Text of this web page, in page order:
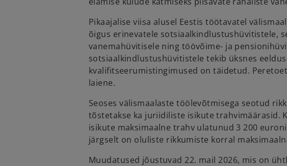
Pikaajalise viisa alusel Eestis töötavatel
õigus erinevatele sotsiaalkindlustushüvitistele,
vanemahüvitisele ning töövõime- ja
sotsiaalkindlustushüvitistele tekib üksnes
kvalifitseerumistingimused on täidetud.
laiene.
Seoses välismaalaste töölevõtmisega seotud
tõstetakse ka juriidiliste isikute trahvimäärasid.
isikute maksimaalne trahv ulatunud 3 200
järgselt on oluliste rikkumiste korral
Muudatused jõustuvad 22. mail 2026, mis on